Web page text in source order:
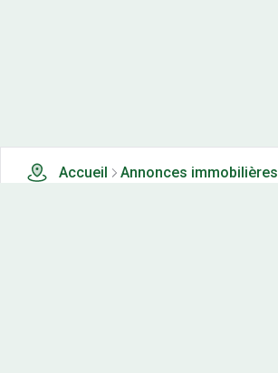
Accueil
Annonces immobilières